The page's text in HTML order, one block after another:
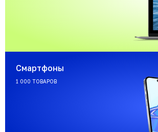
Смартфоны
1 000 ТОВАРОВ